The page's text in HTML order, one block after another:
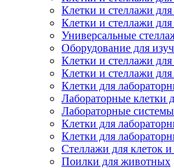
Клетки и стеллажи
Клетки и стеллажи
Универсальные
Оборудование для
Клетки и стеллажи для
Клетки и стеллажи
Клетки для
Лабораторные клетки
Лабораторные
Клетки для
Клетки для
Стеллажи для клеток
Поилки для животных